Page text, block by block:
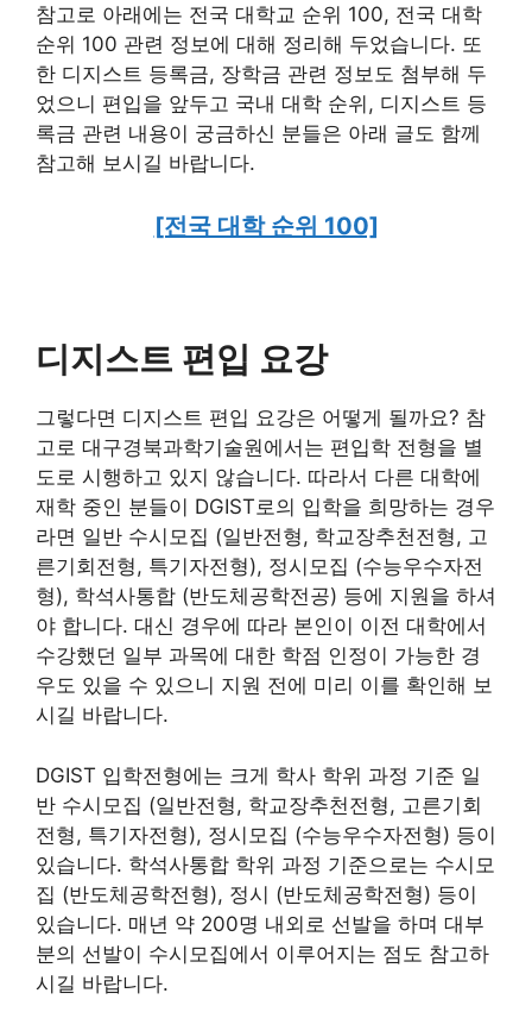
참고로 아래에는 전국 대학교 순위 100, 전국 대학
순위 100 관련 정보에 대해 정리해 두었습니다. 또
한 디지스트 등록금, 장학금 관련 정보도 첨부해 두
었으니 편입을 앞두고 국내 대학 순위, 디지스트 등
록금 관련 내용이 궁금하신 분들은 아래 글도 함께
참고해 보시길 바랍니다.
[전국 대학 순위 100]
디지스트 편입 요강
그렇다면 디지스트 편입 요강은 어떻게 될까요? 참
고로 대구경북과학기술원에서는 편입학 전형을 별
도로 시행하고 있지 않습니다. 따라서 다른 대학에
재학 중인 분들이 DGIST로의 입학을 희망하는 경우
라면 일반 수시모집 (일반전형, 학교장추천전형, 고
른기회전형, 특기자전형), 정시모집 (수능우수자전
형), 학석사통합 (반도체공학전공) 등에 지원을 하셔
야 합니다. 대신 경우에 따라 본인이 이전 대학에서
수강했던 일부 과목에 대한 학점 인정이 가능한 경
우도 있을 수 있으니 지원 전에 미리 이를 확인해 보
시길 바랍니다.
DGIST 입학전형에는 크게 학사 학위 과정 기준 일
반 수시모집 (일반전형, 학교장추천전형, 고른기회
전형, 특기자전형), 정시모집 (수능우수자전형) 등이
있습니다. 학석사통합 학위 과정 기준으로는 수시모
집 (반도체공학전형), 정시 (반도체공학전형) 등이
있습니다. 매년 약 200명 내외로 선발을 하며 대부
분의 선발이 수시모집에서 이루어지는 점도 참고하
시길 바랍니다.